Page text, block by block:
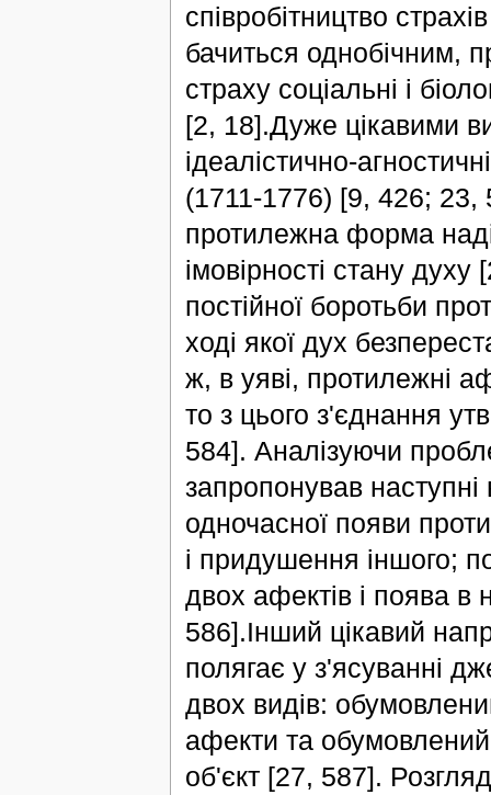
співробітництво
бачиться однобічним,
страху соціальні і
[2, 18].Дуже цікавими
ідеалістично-
(1711-1776) [9, 426; 23,
протилежна форма
імовірності стану
постійної боротьби
ході якої дух
ж, в уяві, протилежні
то з цього з'єднання
584]. Аналізуючи
запропонував наступні
одночасної появи
і придушення іншого;
двох афектів і поява в
586].Інший цікавий
полягає у з'ясуванні
двох видів:
афекти та
об'єкт [27, 587].